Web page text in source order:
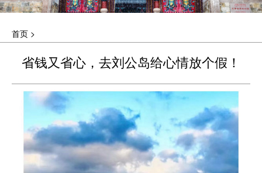
指南
建议
한국어
首页 >
省钱又省心，去刘公岛给心情放个假！